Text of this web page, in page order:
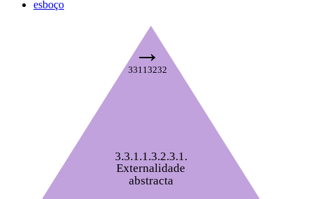
esboço
3.3.1.1.3.2.3.1.
Externalidade
abstracta
→
33113232